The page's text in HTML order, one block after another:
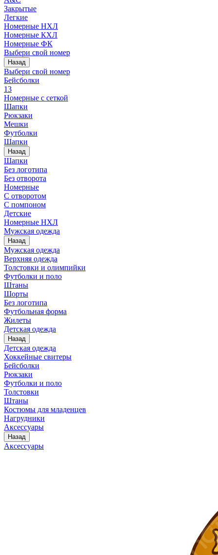
Закрытые
Легкие
Номерные НХЛ
Номерные КХЛ
Номерные ФК
Выбери свой номер
Назад
Выбери свой номер
Бейсболки
13
Номерные с сеткой
Шапки
Рюкзаки
Мешки
Футболки
Шапки
Назад
Шапки
Без логотипа
Без отворота
Номерные
С отворотом
С помпоном
Детские
Номерные НХЛ
Мужская одежда
Назад
Мужская одежда
Верхняя одежда
Толстовки и олимпийки
Футболки и поло
Штаны
Шорты
Без логотипа
Футбольная форма
Жилеты
Детская одежда
Назад
Детская одежда
Хоккейные свитеры
Бейсболки
Рюкзаки
Футболки и поло
Толстовки
Штаны
Костюмы для младенцев
Нагрудники
Аксессуары
Назад
Аксессуары